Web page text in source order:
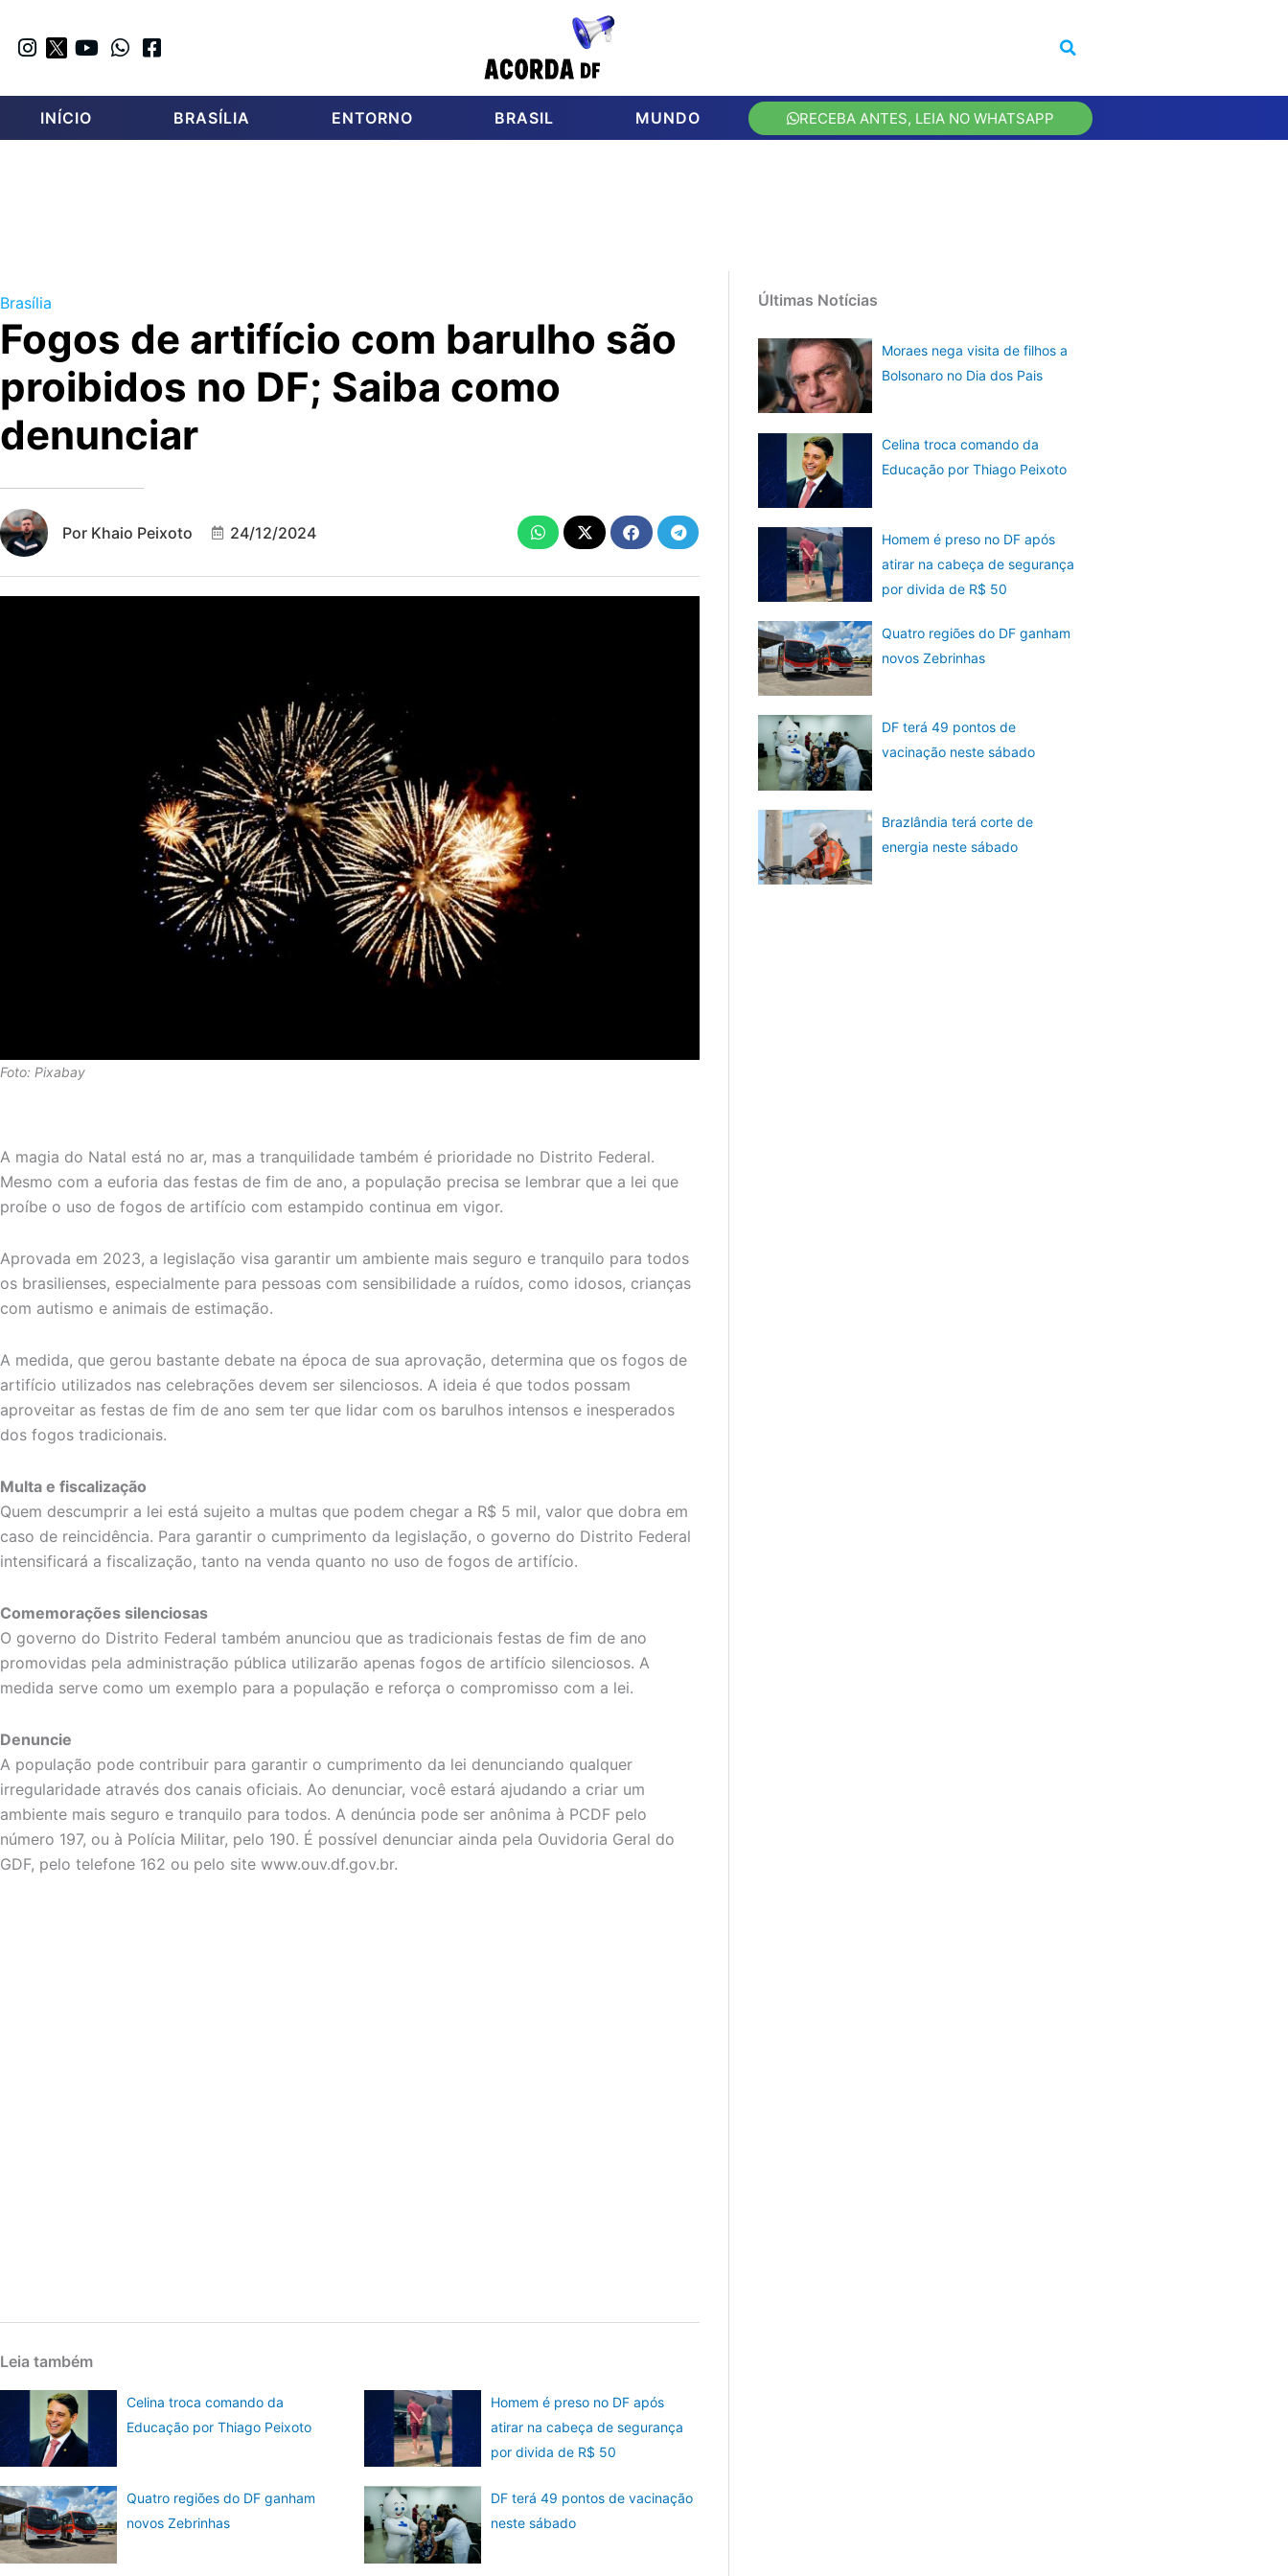
INÍCIO BRASÍLIA ENTORNO BRASIL MUNDO RECEBA ANTES, LEIA NO WHATSAPP
Brasília
Fogos de artifício com barulho são
proibidos no DF; Saiba como
denunciar
Por Khaio Peixoto 24/12/2024
Foto: Pixabay
A magia do Natal está no ar, mas a tranquilidade também é prioridade no Distrito Federal.
Mesmo com a euforia das festas de fim de ano, a população precisa se lembrar que a lei que
proíbe o uso de fogos de artifício com estampido continua em vigor.
Aprovada em 2023, a legislação visa garantir um ambiente mais seguro e tranquilo para todos
os brasilienses, especialmente para pessoas com sensibilidade a ruídos, como idosos, crianças
com autismo e animais de estimação.
A medida, que gerou bastante debate na época de sua aprovação, determina que os fogos de
artifício utilizados nas celebrações devem ser silenciosos. A ideia é que todos possam
aproveitar as festas de fim de ano sem ter que lidar com os barulhos intensos e inesperados
dos fogos tradicionais.
Multa e fiscalização
Quem descumprir a lei está sujeito a multas que podem chegar a R$ 5 mil, valor que dobra em
caso de reincidência. Para garantir o cumprimento da legislação, o governo do Distrito Federal
intensificará a fiscalização, tanto na venda quanto no uso de fogos de artifício.
Comemorações silenciosas
O governo do Distrito Federal também anunciou que as tradicionais festas de fim de ano
promovidas pela administração pública utilizarão apenas fogos de artifício silenciosos. A
medida serve como um exemplo para a população e reforça o compromisso com a lei.
Denuncie
A população pode contribuir para garantir o cumprimento da lei denunciando qualquer
irregularidade através dos canais oficiais. Ao denunciar, você estará ajudando a criar um
ambiente mais seguro e tranquilo para todos. A denúncia pode ser anônima à PCDF pelo
número 197, ou à Polícia Militar, pelo 190. É possível denunciar ainda pela Ouvidoria Geral do
GDF, pelo telefone 162 ou pelo site www.ouv.df.gov.br.
Leia também
Celina troca comando da
Educação por Thiago Peixoto
Homem é preso no DF após
atirar na cabeça de segurança
por divida de R$ 50
Quatro regiões do DF ganham
novos Zebrinhas
DF terá 49 pontos de vacinação
neste sábado
Últimas Notícias
Moraes nega visita de filhos a
Bolsonaro no Dia dos Pais
Celina troca comando da
Educação por Thiago Peixoto
Homem é preso no DF após
atirar na cabeça de segurança
por divida de R$ 50
Quatro regiões do DF ganham
novos Zebrinhas
DF terá 49 pontos de
vacinação neste sábado
Brazlândia terá corte de
energia neste sábado